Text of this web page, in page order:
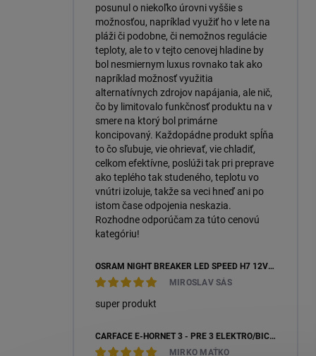
posunul o niekoľko úrovni vyššie s
možnosťou, napríklad využiť ho v lete na
pláži či podobne, či nemožnos regulácie
teploty, ale to v tejto cenovej hladine by
bol nesmiernym luxus rovnako tak ako
napríklad možnosť využitia
alternatívnych zdrojov napájania, ale nič,
čo by limitovalo funkčnosť produktu na v
smere na ktorý bol primárne
koncipovaný. Každopádne produkt spĺňa
to čo sľubuje, vie ohrievať, vie chladiť,
celkom efektívne, poslúži tak pri preprave
ako teplého tak studeného, teplotu vo
vnútri izoluje, takže sa veci hneď ani po
istom čase odpojenia neskazia.
Rozhodne odporúčam za túto cenovú
kategóriu!
OSRAM NIGHT BREAKER LED SPEED H7 12V 16W 6000K +450 % (64210DWNBSP450-2HB) – 2KS, ECOPACK
MIROSLAV SÁS
super produkt
CARFACE E-HORNET 3 - PRE 3 ELEKTRO/BICYKLE
MIRKO MAŤKO